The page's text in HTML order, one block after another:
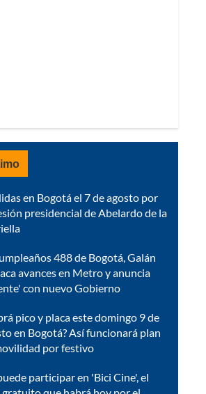
en Bogotá el 7 de agosto por
presidencial de Abelardo de la
488 de Bogotá, Galán
avances en Metro y anuncia
con nuevo Gobierno
pico y placa este domingo 9 de
en Bogotá? Así funcionará plan
por festivo
participar en 'Bici Cine', el